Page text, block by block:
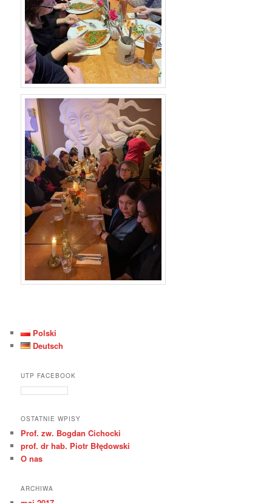
Polski
Deutsch
UTP FACEBOOK
OSTATNIE WPISY
Prof. zw. Bogdan Cichocki
prof. dr hab. Piotr Błędowski
O nas
ARCHIWA